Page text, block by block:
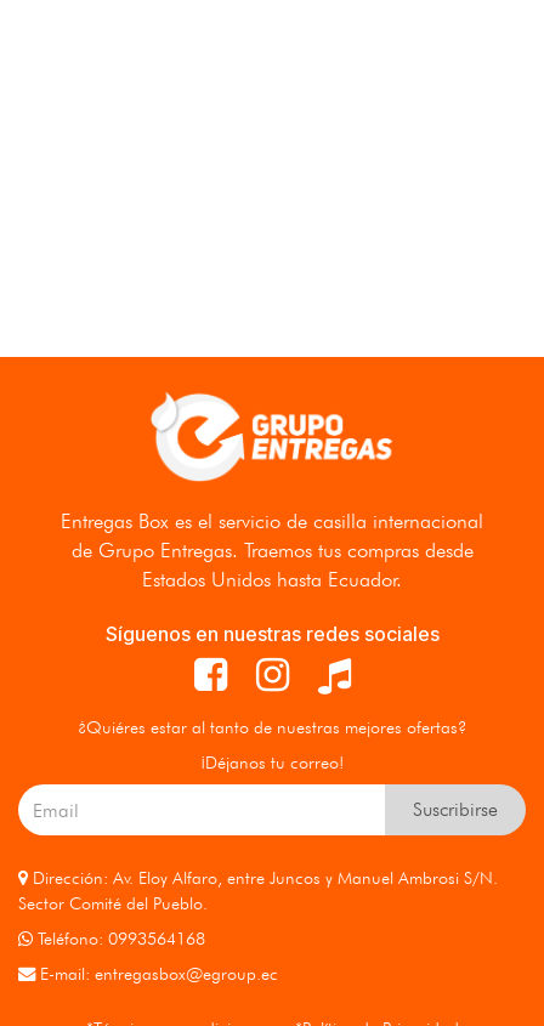
Entregas Box es el servicio de casilla internacional
de Grupo Entregas. Traemos tus compras desde
Estados Unidos hasta Ecuador.
Síguenos en nuestras redes sociales
¿Quiéres estar al tanto de nuestras mejores ofertas?
¡Déjanos tu correo!
Suscribirse
Dirección: Av. Eloy Alfaro, entre Juncos y Manuel Ambrosi S/N.
Sector Comité del Pueblo.
Teléfono: 0993564168
E-mail: entregasbox@egroup.ec